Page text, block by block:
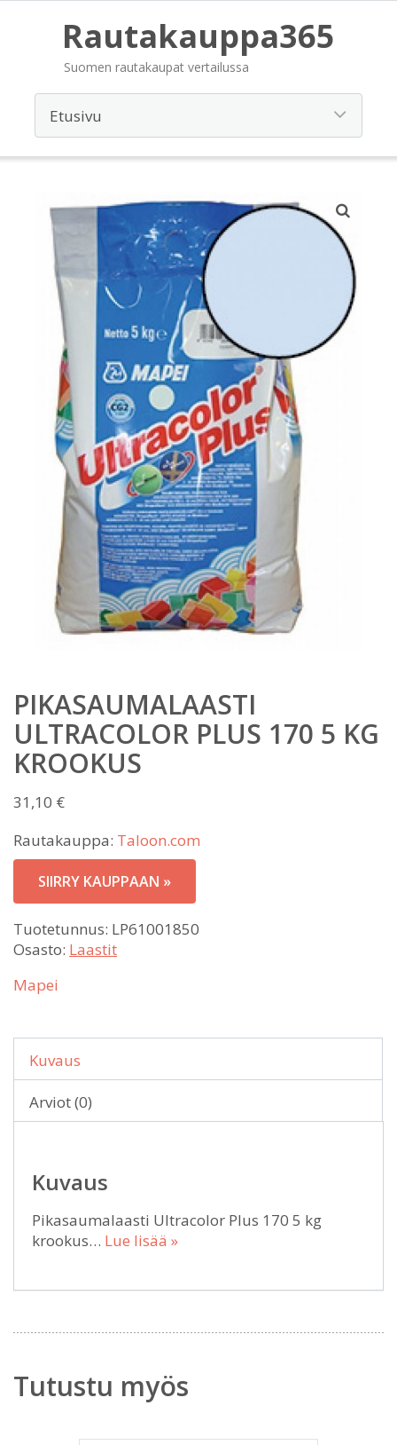
Rautakauppa365
Suomen rautakaupat vertailussa
PIKASAUMALAASTI
ULTRACOLOR PLUS 170 5 KG
KROOKUS
31,10 €
Rautakauppa: Taloon.com
SIIRRY KAUPPAAN »
Tuotetunnus: LP61001850
Osasto: Laastit
Mapei
Kuvaus
Arviot (0)
Kuvaus
Pikasaumalaasti Ultracolor Plus 170 5 kg
krookus… Lue lisää »
Tutustu myös